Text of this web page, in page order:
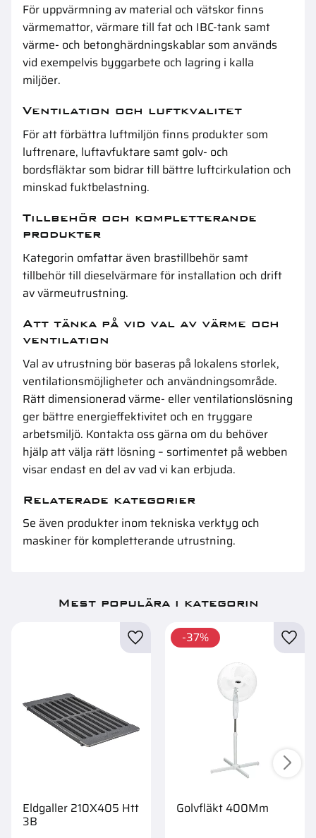
För uppvärmning av material och vätskor finns
värmemattor, värmare till fat och IBC-tank samt
värme- och betonghärdningskablar som används
vid exempelvis byggarbete och lagring i kalla
miljöer.
Ventilation och luftkvalitet
För att förbättra luftmiljön finns produkter som
luftrenare, luftavfuktare samt golv- och
bordsfläktar som bidrar till bättre luftcirkulation och
minskad fuktbelastning.
Tillbehör och kompletterande
produkter
Kategorin omfattar även brastillbehör samt
tillbehör till dieselvärmare för installation och drift
av värmeutrustning.
Att tänka på vid val av värme och
ventilation
Val av utrustning bör baseras på lokalens storlek,
ventilationsmöjligheter och användningsområde.
Rätt dimensionerad värme- eller ventilationslösning
ger bättre energieffektivitet och en tryggare
arbetsmiljö. Kontakta oss gärna om du behöver
hjälp att välja rätt lösning – sortimentet på webben
visar endast en del av vad vi kan erbjuda.
Relaterade kategorier
Se även produkter inom tekniska verktyg och
maskinerför kompletterande utrustning.
Mest populära i kategorin
Eldgaller 210X405 Htt
3B
Golvfläkt 400Mm
37%